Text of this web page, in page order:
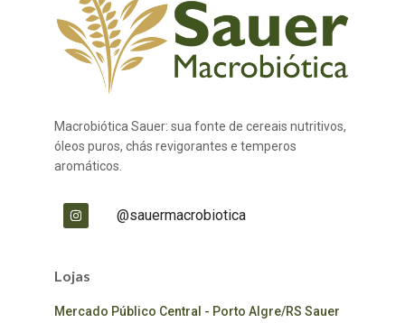
Macrobiótica Sauer: sua fonte de cereais nutritivos,
óleos puros, chás revigorantes e temperos
aromáticos.
@sauermacrobiotica
Lojas
Mercado Público Central - Porto Algre/RS Sauer